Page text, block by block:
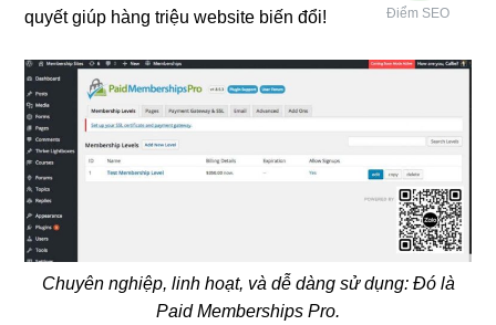
Điểm SEO
quyết giúp hàng triệu website biến đổi!
Chuyên nghiệp, linh hoạt, và dễ dàng sử dụng: Đó là
Paid Memberships Pro.